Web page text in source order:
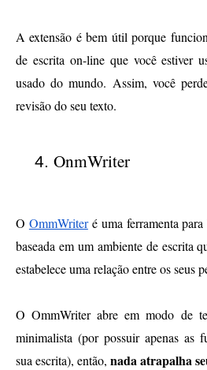
A extensão é bem útil porque
de escrita on-line que você estiver
usado do mundo. Assim, você
revisão do seu texto.
OnmWriter
O OmmWriter é uma ferramenta
baseada em um ambiente de escrita
estabelece uma relação entre os seus
O OmmWriter abre em modo de
minimalista (por possuir apenas as
sua escrita), então, nada atrapalha